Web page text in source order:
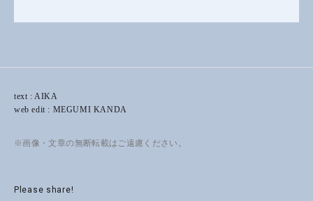
text : AIKA
web edit : MEGUMI KANDA
※画像・文章の無断転載はご遠慮ください。
Please share!